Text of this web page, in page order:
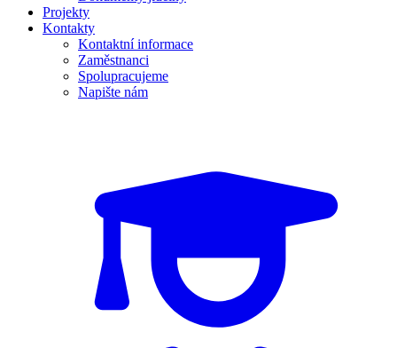
Projekty
Kontakty
Kontaktní informace
Zaměstnanci
Spolupracujeme
Napište nám